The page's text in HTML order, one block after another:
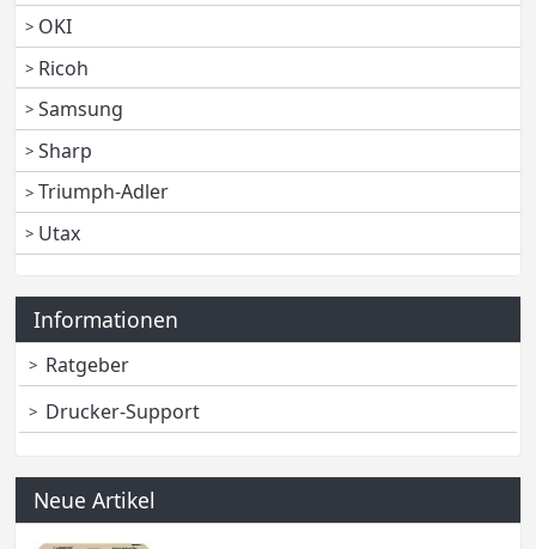
OKI
Ricoh
Samsung
Sharp
Triumph-Adler
Utax
Informationen
Ratgeber
Drucker-Support
Neue Artikel